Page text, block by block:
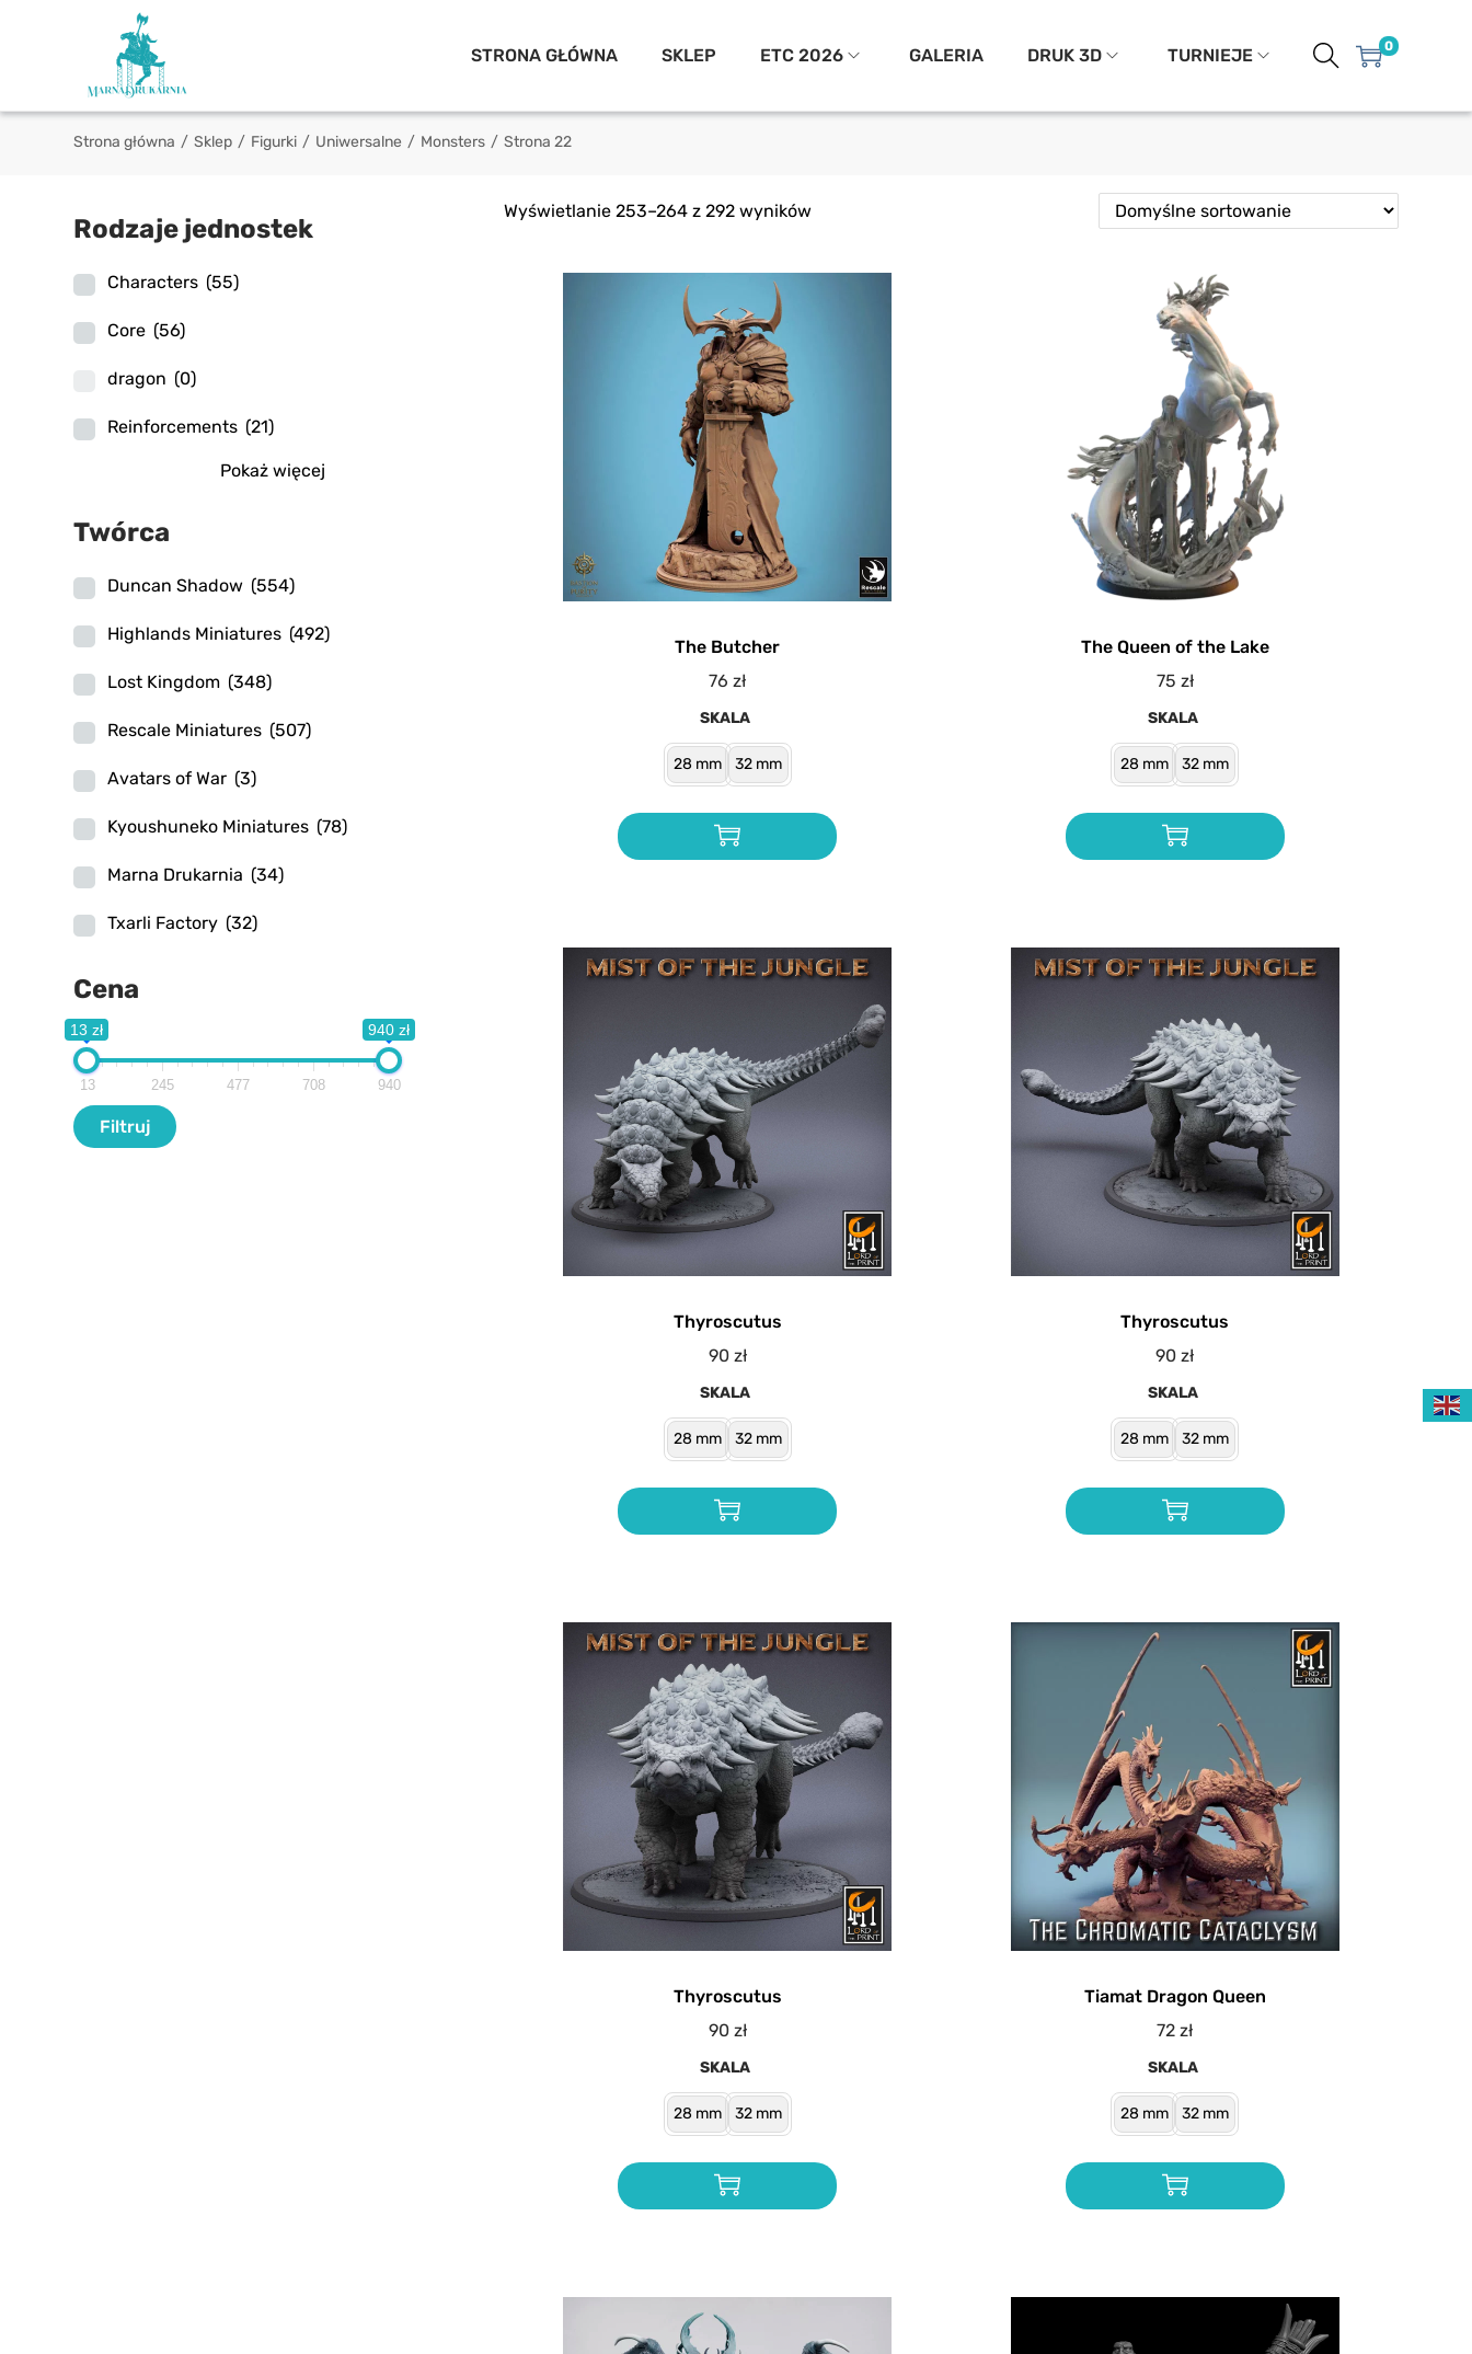
STRONA GŁÓWNA SKLEP ETC 2026 GALERIA DRUK 3D TURNIEJE 0
Strona główna / Sklep / Figurki / Uniwersalne / Monsters / Strona 22
Wyświetlanie 253–264 z 292 wyników
The Butcher
76zł
SKALA
28 mm 32 mm
The Queen of the Lake
75 zł
SKALA
28 mm 32 mm
Thyroscutus
90 zł
SKALA
28 mm 32 mm
Thyroscutus
90zł
SKALA
28 mm 32 mm
Thyroscutus
90 zł
SKALA
28 mm 32 mm
Tiamat Dragon Queen
72zł
SKALA
28 mm 32 mm
Rodzaje jednostek
Characters (55)
Core (56)
dragon (0)
Reinforcements (21)
Pokaż więcej
Twórca
Duncan Shadow (554)
Highlands Miniatures (492)
Lost Kingdom (348)
Rescale Miniatures (507)
Avatars of War (3)
Kyoushuneko Miniatures (78)
Marna Drukarnia (34)
Txarli Factory (32)
Cena
13 zł 940 zł
13 245 477 708 940
Filtr